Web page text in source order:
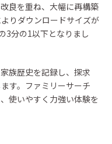
良を重ね、大幅に再構築
りダウンロードサイズが
3分の1以下となりまし
族歴史を記録し、探求
す。ファミリーサーチ
使いやすく力強い体験を